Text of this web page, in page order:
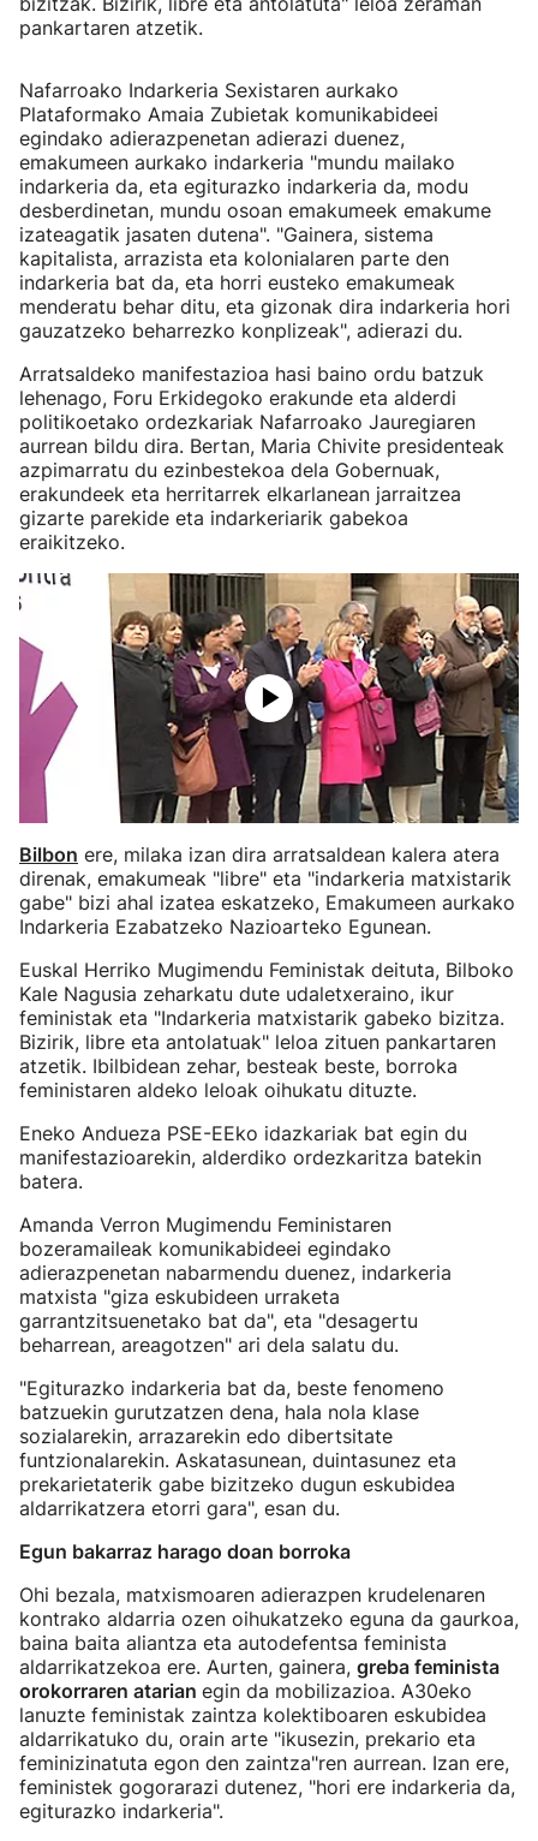
pankartaren atzetik.
Nafarroako Indarkeria Sexistaren aurkako
Plataformako Amaia Zubietak komunikabideei
egindako adierazpenetan adierazi duenez,
emakumeen aurkako indarkeria "mundu mailako
indarkeria da, eta egiturazko indarkeria da, modu
desberdinetan, mundu osoan emakumeek emakume
izateagatik jasaten dutena". "Gainera, sistema
kapitalista, arrazista eta kolonialaren parte den
indarkeria bat da, eta horri eusteko emakumeak
menderatu behar ditu, eta gizonak dira indarkeria hori
gauzatzeko beharrezko konplizeak", adierazi du.
Arratsaldeko manifestazioa hasi baino ordu batzuk
lehenago, Foru Erkidegoko erakunde eta alderdi
politikoetako ordezkariak Nafarroako Jauregiaren
aurrean bildu dira. Bertan, Maria Chivite presidenteak
azpimarratu du ezinbestekoa dela Gobernuak,
erakundeek eta herritarrek elkarlanean jarraitzea
gizarte parekide eta indarkeriarik gabekoa
eraikitzeko.
Bilbon ere, milaka izan dira arratsaldean kalera atera
direnak, emakumeak "libre" eta "indarkeria matxistarik
gabe" bizi ahal izatea eskatzeko, Emakumeen aurkako
Indarkeria Ezabatzeko Nazioarteko Egunean.
Euskal Herriko Mugimendu Feministak deituta, Bilboko
Kale Nagusia zeharkatu dute udaletxeraino, ikur
feministak eta "Indarkeria matxistarik gabeko bizitza.
Bizirik, libre eta antolatuak" leloa zituen pankartaren
atzetik. Ibilbidean zehar, besteak beste, borroka
feministaren aldeko leloak oihukatu dituzte.
Eneko Andueza PSE-EEko idazkariak bat egin du
manifestazioarekin, alderdiko ordezkaritza batekin
batera.
Amanda Verron Mugimendu Feministaren
bozeramaileak komunikabideei egindako
adierazpenetan nabarmendu duenez, indarkeria
matxista "giza eskubideen urraketa
garrantzitsuenetako bat da", eta "desagertu
beharrean, areagotzen" ari dela salatu du.
"Egiturazko indarkeria bat da, beste fenomeno
batzuekin gurutzatzen dena, hala nola klase
sozialarekin, arrazarekin edo dibertsitate
funtzionalarekin. Askatasunean, duintasunez eta
prekarietaterik gabe bizitzeko dugun eskubidea
aldarrikatzera etorri gara", esan du.
Egun bakarraz harago doan borroka
Ohi bezala, matxismoaren adierazpen krudelenaren
kontrako aldarria ozen oihukatzeko eguna da gaurkoa,
baina baita aliantza eta autodefentsa feminista
aldarrikatzekoa ere. Aurten, gainera, greba feminista
orokorraren atarian egin da mobilizazioa. A30eko
lanuzte feministak zaintza kolektiboaren eskubidea
aldarrikatuko du, orain arte "ikusezin, prekario eta
feminizinatuta egon den zaintza"ren aurrean. Izan ere,
feministek gogorarazi dutenez, "hori ere indarkeria da,
egiturazko indarkeria".